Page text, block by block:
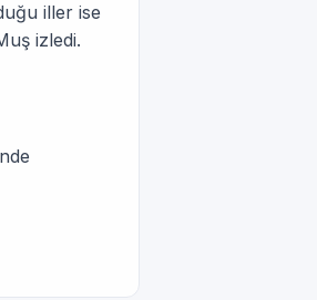
iller ise
izledi.